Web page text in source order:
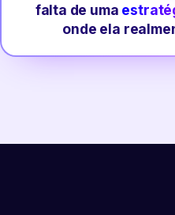
falta de uma
onde ela